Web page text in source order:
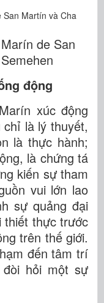
de San
động
xúc động
chỉ là lý thuyết,
là thực hành;
là chứng tá
kiến sự tham
vui lớn lao
sự quảng đại
thiết thực trước
trên thế giới.
đến tâm trí
hỏi một sự